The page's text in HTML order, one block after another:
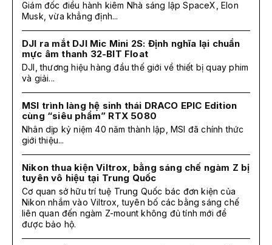
Giám đốc điều hành kiêm Nhà sáng lập SpaceX, Elon
Musk, vừa khẳng định...
DJI ra mắt DJI Mic Mini 2S: Định nghĩa lại chuẩn
mực âm thanh 32-BIT Float
DJI, thương hiệu hàng đầu thế giới về thiết bị quay phim
và giải...
MSI trình làng hệ sinh thái DRACO EPIC Edition
cùng “siêu phẩm” RTX 5080
Nhân dịp kỷ niệm 40 năm thành lập, MSI đã chính thức
giới thiệu...
Nikon thua kiện Viltrox, bằng sáng chế ngàm Z bị
tuyên vô hiệu tại Trung Quốc
Cơ quan sở hữu trí tuệ Trung Quốc bác đơn kiện của
Nikon nhắm vào Viltrox, tuyên bố các bằng sáng chế
liên quan đến ngàm Z-mount không đủ tính mới để
được bảo hộ.